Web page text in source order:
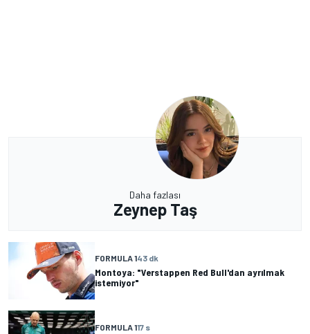
Daha fazlası
Zeynep Taş
FORMULA 143 dk
Montoya: "Verstappen Red Bull'dan ayrılmak
istemiyor"
FORMULA 117 s